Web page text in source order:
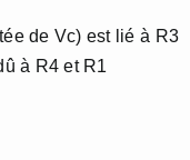
de Vc) est lié à R3
à R4 et R1